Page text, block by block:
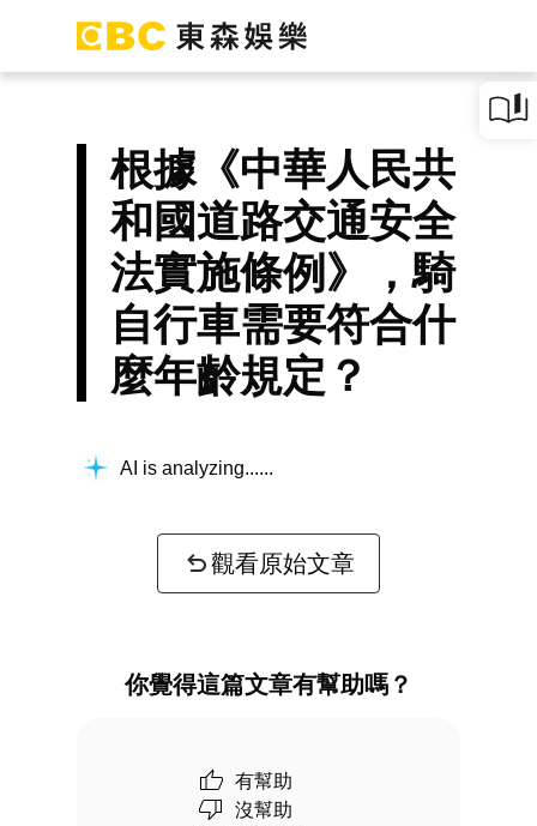
根據《中華人民共
和國道路交通安全
法實施條例》，騎
自行車需要符合什
麼年齡規定？
AI is analyzing...
觀看原始文章
你覺得這篇文章有幫助嗎？
有幫助
沒幫助